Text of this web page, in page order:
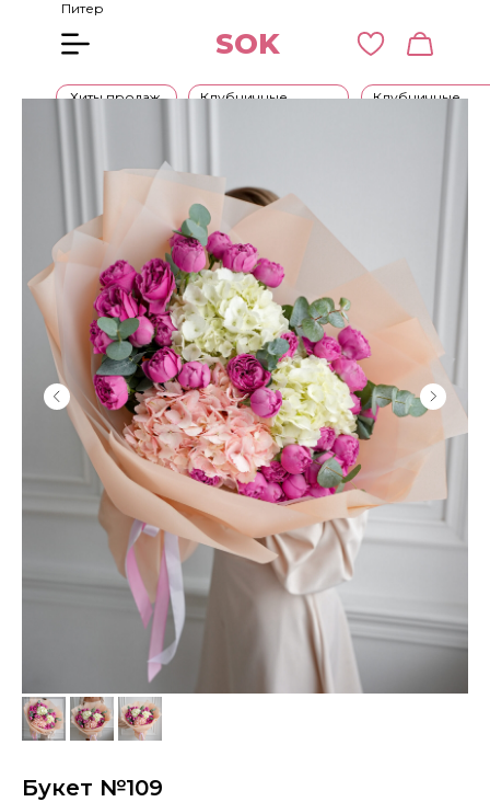
Питер
SOK
Клубничные
Клубничные
Хиты продаж
Букет №109